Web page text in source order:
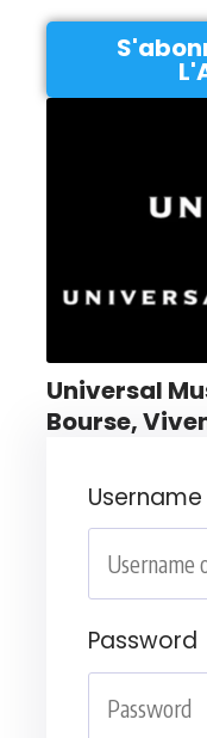
Universal
Bourse,
Password